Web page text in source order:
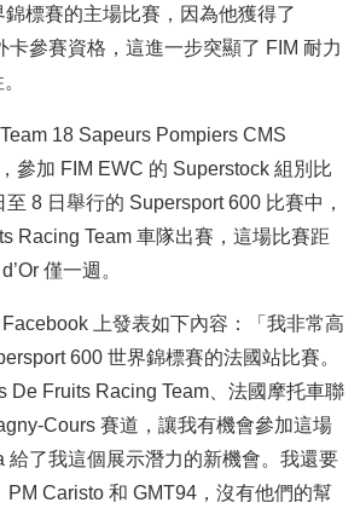
標賽的主場比賽，因為他獲得了
卡參賽資格，這進一步突顯了 FIM 耐力
18 Sapeurs Pompiers CMS
參加 FIM EWC 的 Superstock 組別比
8 日舉行的 Supersport 600 比賽中，
Racing Team 車隊出賽，這場比賽距
僅一週。
上發表如下內容：「我非常高
600 世界錦標賽的法國站比賽。
De Fruits Racing Team、法國摩托車聯
Cours 賽道，讓我有機會參加這場
給了我這個展示潛力的新機會。我還要
PM Caristo 和 GMT94，沒有他們的幫